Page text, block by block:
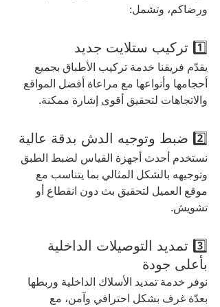
ورضاكم، وتشمل:
1️⃣ تركيب ستلايت جديد
يقدّم فريقنا خدمة تركيب الأطباق بجميع
أحجامها وأنواعها مع مراعاة أفضل المواقع
والاتجاهات لتحقيق أقوى إشارة ممكنة.
2️⃣ ضبط وتوجيه الدش بدقة عالية
نستخدم أحدث أجهزة القياس لضبط الطبق
وتوجيهه بالشكل المثالي بما يتناسب مع
موقع العميل لتحقيق بث دون انقطاع أو
تشويش.
3️⃣ تمديد التوصيلات الداخلية
بأعلى جودة
نوفر خدمة تمديد الأسلاك الداخلية وربطها
بعدّة غرف بشكل احترافي وآمن، مع